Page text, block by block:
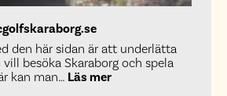
den här sidan är att underlätta
besöka Skaraborg och spela
kan man… Läs mer: